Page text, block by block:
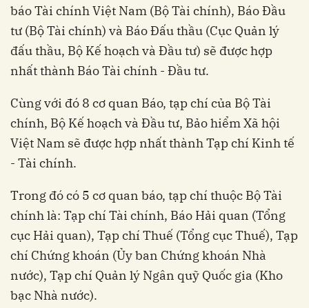
báo Tài chính Việt Nam (Bộ Tài chính), Báo Đầu
tư (Bộ Tài chính) và Báo Đấu thầu (Cục Quản lý
đấu thầu, Bộ Kế hoạch và Đầu tư) sẽ được hợp
nhất thành Báo Tài chính - Đầu tư.
Cùng với đó 8 cơ quan Báo, tạp chí của Bộ Tài
chính, Bộ Kế hoạch và Đầu tư, Bảo hiểm Xã hội
Việt Nam sẽ được hợp nhất thành Tạp chí Kinh tế
- Tài chính.
Trong đó có 5 cơ quan báo, tạp chí thuộc Bộ Tài
chính là: Tạp chí Tài chính, Báo Hải quan (Tổng
cục Hải quan), Tạp chí Thuế (Tổng cục Thuế), Tạp
chí Chứng khoán (Ủy ban Chứng khoán Nhà
nước), Tạp chí Quản lý Ngân quỹ Quốc gia (Kho
bạc Nhà nước).